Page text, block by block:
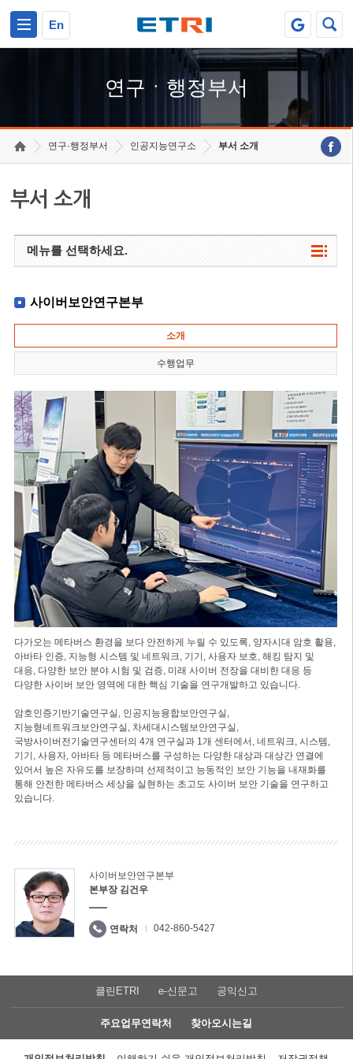
En
연구ㆍ행정부서
연구·행정부서 인공지능연구소 부서 소개
부서 소개
메뉴를 선택하세요.
사이버보안연구본부
소개
수행업무
다가오는 메타버스 환경을 보다 안전하게 누릴 수 있도록, 양자시대 암호 활용,
아바타 인증, 지능형 시스템 및 네트워크, 기기, 사용자 보호, 해킹 탐지 및
대응, 다양한 보안 분야 시험 및 검증, 미래 사이버 전장을 대비한 대응 등
다양한 사이버 보안 영역에 대한 핵심 기술을 연구개발하고 있습니다.
암호인증기반기술연구실, 인공지능융합보안연구실,
지능형네트워크보안연구실, 차세대시스템보안연구실,
국방사이버전기술연구센터의 4개 연구실과 1개 센터에서, 네트워크, 시스템,
기기, 사용자, 아바타 등 메타버스를 구성하는 다양한 대상과 대상간 연결에
있어서 높은 자유도를 보장하며 선제적이고 능동적인 보안 기능을 내재화를
통해 안전한 메타버스 세상을 실현하는 초고도 사이버 보안 기술을 연구하고
있습니다.
사이버보안연구본부
본부장 김건우
연락처 042-860-5427
클린ETRI e-신문고 공익신고
주요업무연락처 찾아오시는길